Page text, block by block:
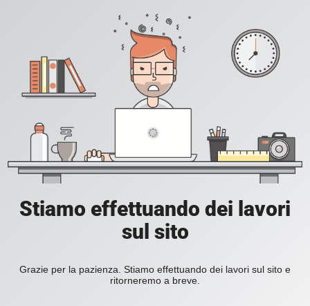
Stiamo effettuando dei lavori
sul sito
Grazie per la pazienza. Stiamo effettuando dei lavori sul sito e
ritorneremo a breve.